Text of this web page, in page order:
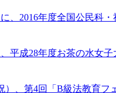
に、2016年度全国公民科
、平成28年度お茶の水女
）、第4回「B級法教育フ